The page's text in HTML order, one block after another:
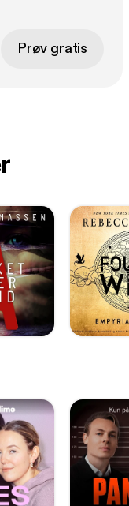
Prøv gratis